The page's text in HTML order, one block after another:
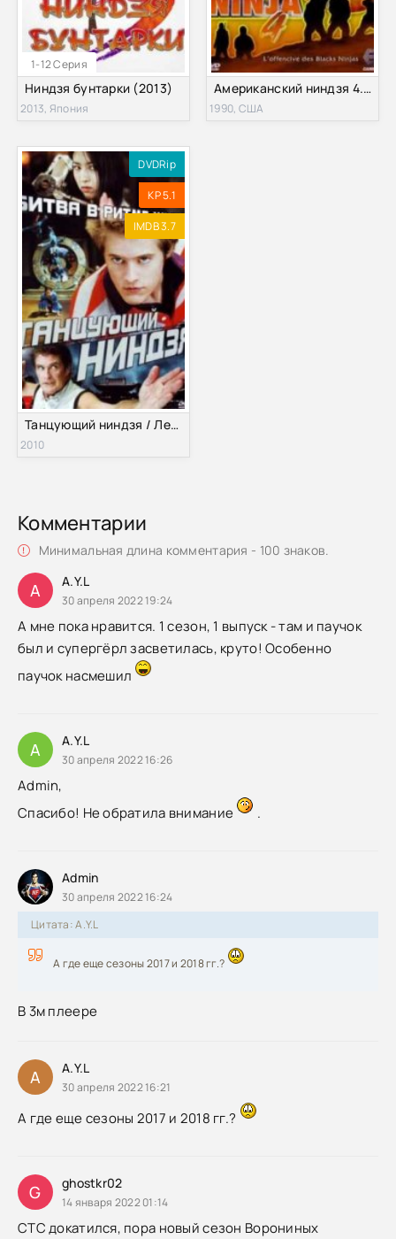
1-12 Серия
Ниндзя бунтарки (2013)
2013, Япония
Американский ниндзя 4. Уничтожение (1990)
1990, США
DVDRip
KP 5.1
IMDB 3.7
Танцующий ниндзя / Легенда танцующего ниндзя (2010)
2010
Комментарии
Минимальная длина комментария - 100 знаков.
A A.Y.L
30 апреля 2022 19:24
А мне пока нравится. 1 сезон, 1 выпуск - там и паучок
был и супергёрл засветилась, круто! Особенно
паучок насмешил
A A.Y.L
30 апреля 2022 16:26
Admin,
Спасибо! Не обратила внимание
.
Admin
30 апреля 2022 16:24
Цитата: A.Y.L
А где еще сезоны 2017 и 2018 гг.?
В 3м плеере
A A.Y.L
30 апреля 2022 16:21
А где еще сезоны 2017 и 2018 гг.?
G ghostkr02
14 января 2022 01:14
СТС докатился, пора новый сезон Ворониных